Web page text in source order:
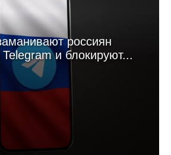
россиян
и блокируют...